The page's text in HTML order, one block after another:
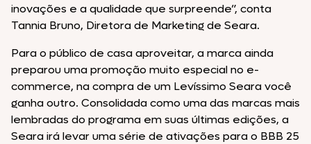
inovações e a qualidade que surpreende”, conta
Tannia Bruno, Diretora de Marketing de Seara.
Para o público de casa aproveitar, a marca ainda
preparou uma promoção muito especial no e-
commerce, na compra de um Levíssimo Seara você
ganha outro. Consolidada como uma das marcas mais
lembradas do programa em suas últimas edições, a
Seara irá levar uma série de ativações para o BBB 25